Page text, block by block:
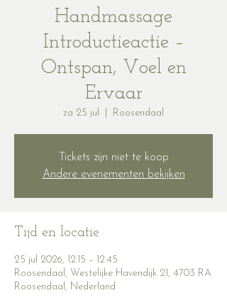
Handmassage
Introductieactie –
Ontspan, Voel en
Ervaar
za 25 jul Roosendaal
Tickets zijn niet te koop
Andere evenementen bekijken
Tijd en locatie
25 jul 2026, 12:15 – 12:45
Roosendaal, Westelijke Havendijk 21, 4703 RA
Roosendaal, Nederland